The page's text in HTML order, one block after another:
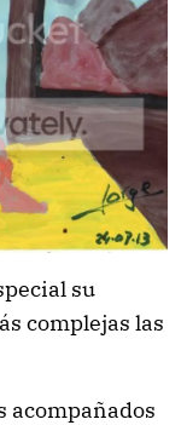
su
complejas las
acompañados